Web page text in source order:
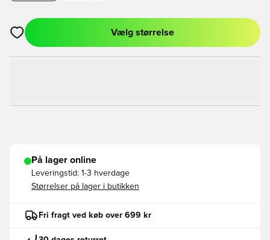
Åbner en Modal til at logge ind eller tilmelde dig som medlem
Vælg størrelse
På lager online
Leveringstid: 1-3 hverdage
Størrelser på lager i butikken
Fri fragt ved køb over 699 kr